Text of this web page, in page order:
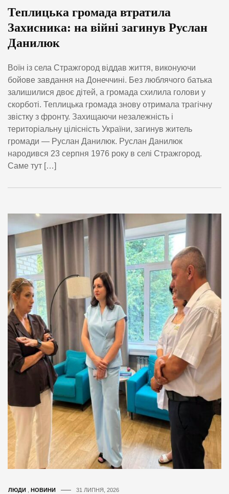
Теплицька громада втратила
Захисника: на війні загинув Руслан
Данилюк
Воїн із села Стражгород віддав життя, виконуючи
бойове завдання на Донеччині. Без люблячого батька
залишилися двоє дітей, а громада схилила голови у
скорботі. Теплицька громада знову отримала трагічну
звістку з фронту. Захищаючи незалежність і
територіальну цілісність України, загинув житель
громади — Руслан Данилюк. Руслан Данилюк
народився 23 серпня 1976 року в селі Стражгород.
Саме тут […]
ЛЮДИ НОВИНИ 31 ЛИПНЯ, 2026